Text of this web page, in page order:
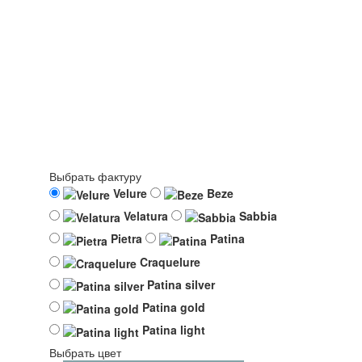
Выбрать фактуру
Velure
Beze
Velatura
Sabbia
Pietra
Patina
Craquelure
Patina silver
Patina gold
Patina light
Выбрать цвет